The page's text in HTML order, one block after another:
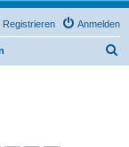
Anmelden
Registrieren